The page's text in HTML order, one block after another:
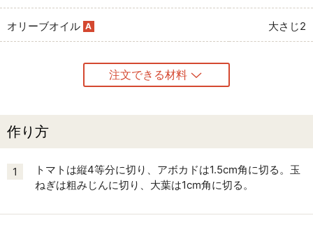
オリーブオイル A 大さじ2
注文できる材料
作り方
1
トマトは縦4等分に切り、アボカドは1.5cm角に切る。玉
ねぎは粗みじんに切り、大葉は1cm角に切る。